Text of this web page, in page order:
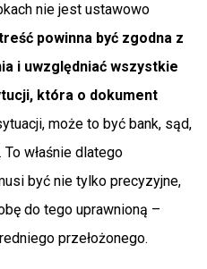
nie jest ustawowo
powinna być zgodna z
i uwzględniać wszystkie
która o dokument
może to być bank, sąd,
właśnie dlatego
być nie tylko precyzyjne,
do tego uprawnioną –
przełożonego.